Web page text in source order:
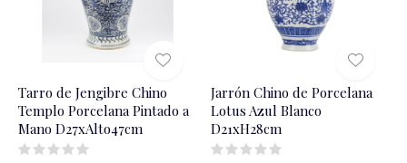
Tarro de Jengibre Chino
Templo Porcelana Pintado a
Mano D27xAlto47cm
Jarrón Chino de Porcelana
Lotus Azul Blanco
D21xH28cm